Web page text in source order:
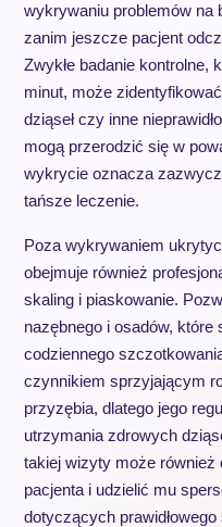
wykrywaniu problemów na
zanim jeszcze pacjent
Zwykłe badanie kontrolne,
minut, może
dziąseł czy inne
mogą przerodzić się w
wykrycie oznacza
tańsze leczenie.
Poza wykrywaniem
obejmuje również
skaling i piaskowanie.
nazębnego i osadów, które
codziennego
czynnikiem sprzyjającym
przyzębia, dlatego jego
utrzymania zdrowych
takiej wizyty może również
pacjenta i udzielić mu
dotyczących